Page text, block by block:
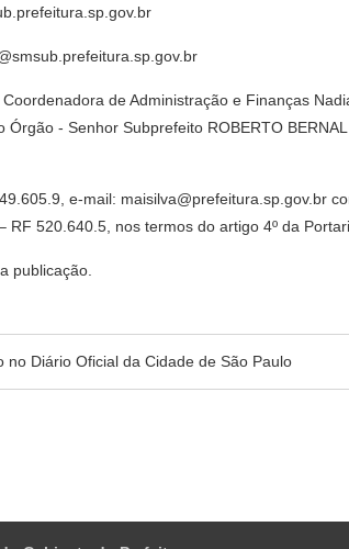
de Administração e Finanças
- Senhor Subprefeito ROBERTO
e-mail: maisilva@prefeitura.sp.gov.br
520.640.5, nos termos do artigo 4º da
publicação.
Diário Oficial da Cidade de São Paulo